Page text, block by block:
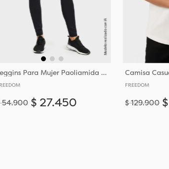
Leggins Para Mujer Paoliamida de Tejido de Punto
54.900 $ 27.450
FREEDOM
$ 129.900 $